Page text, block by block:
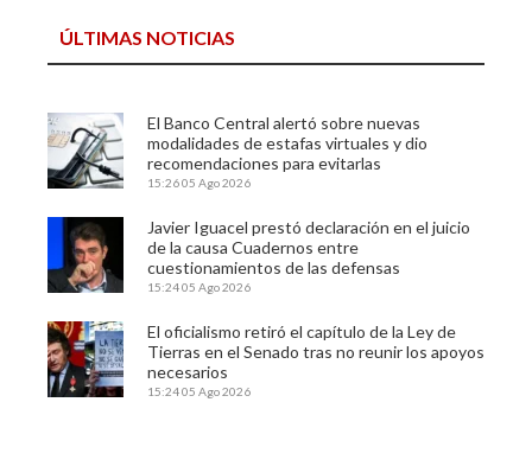
ÚLTIMAS NOTICIAS
El Banco Central alertó sobre nuevas
modalidades de estafas virtuales y dio
recomendaciones para evitarlas
15:2605 Ago 2026
Javier Iguacel prestó declaración en el juicio
de la causa Cuadernos entre
cuestionamientos de las defensas
15:2405 Ago 2026
El oficialismo retiró el capítulo de la Ley de
Tierras en el Senado tras no reunir los apoyos
necesarios
15:2405 Ago 2026